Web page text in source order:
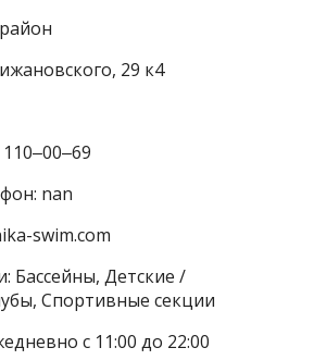
29 к4
nan
swim.com
Бассейны, Детские /
Спортивные секции
с 11:00 до 22:00